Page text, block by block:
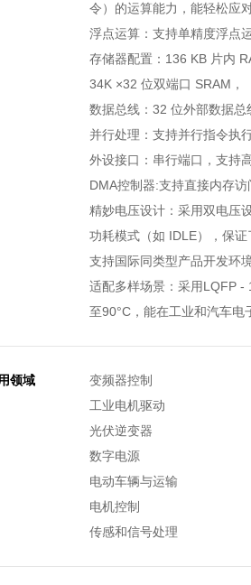
令）的运算能力，能轻松应
浮点运算：支持单精度浮点
存储器配置：136 KB 片内
34K ×32 位双端口 SRAM，
数据总线：32 位外部数据总
并行处理：支持并行指令执
外设接口：串行端口，支持
DMA控制器:支持直接内存访
精妙电压设计：采用双电压
功耗模式（如 IDLE），保
支持国际同类型产品开发环
适配多样场景：采用LQFP -
至90°C，能在工业和汽车电
领域
变频器控制
工业电机驱动
光伏逆变器
数字电源
电动车辆与运输
电机控制
传感和信号处理